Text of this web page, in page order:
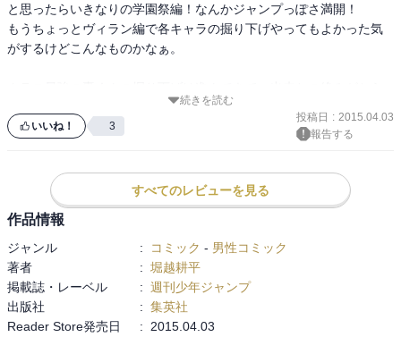
と思ったらいきなりの学園祭編！なんかジャンプっぽさ満開！
もうちょっとヴィラン編で各キャラの掘り下げやってもよかった気
がするけどこんなものかなぁ。
ほら。あと麗日お茶子のヒーローをめざす理由も。
爆豪が安定の暴れっぷりであっという間に読み切ってしまった。
はやく次読みたいんですけど。
続きを読む
いいね！ 3
投稿日 : 2015.04.03
報告する
すべてのレビューを見る
作品情報
ジャンル : コミック - 男性コミック
著者
: 堀越耕平
掲載誌・レーベル
: 週刊少年ジャンプ
出版社
: 集英社
Reader Store発売日
:
2015.04.03